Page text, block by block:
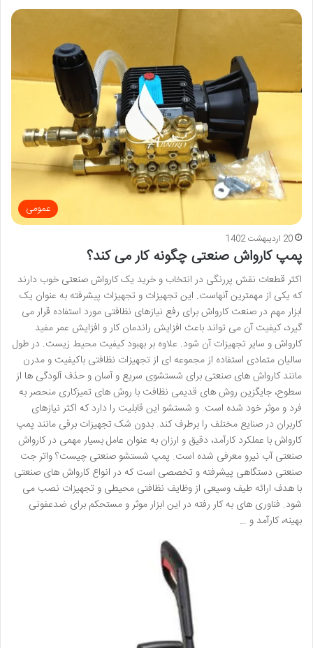
عمومی
20 اردیبهشت 1402
پمپ کارواش صنعتی چگونه کار می کند؟
اکثر قطعات نقش پررنگی در انتخاب و خرید یک کارواش صنعتی خوب دارند
که یکی از مهمترین آنهاست. این تجهیزات و تجهیزات پیشرفته به عنوان یک
ابزار مهم در صنعت کارواش برای رفع نیازهای نظافتی مورد استفاده قرار می
گیرد، کیفیت آن می تواند باعث افزایش راندمان کار و افزایش عمر مفید
کارواش و سایر تجهیزات آن شود. علاوه بر بهبود کیفیت محیط زیست. در طول
سالیان متمادی استفاده از مجموعه ای از تجهیزات نظافتی باکیفیت و مدرن
مانند کارواش های صنعتی برای شستشوی سریع و آسان و حذف آلودگی ها از
سطوح، جایگزین روش های قدیمی نظافت با روش های تمیزکاری منحصر به
فرد و موثر خود شده است. و شستشو این قابلیت را دارد که اکثر نیازهای
کاربران در صنایع مختلف را برطرف کند. بدون شک تجهیزات برقی مانند پمپ
کارواش با عملکرد کارآمد، دقیق و ارزان به عنوان عامل بسیار مهمی در کارواش
صنعتی آب نیرو معرفی شده است. پمپ شستشو صنعتی چیست؟ واتر جت
صنعتی دستگاهی پیشرفته و تخصصی است که در انواع کارواش های صنعتی
با هدف ارائه طیف وسیعی از وظایف نظافتی محیطی و تجهیزات نصب می
شود. فناوری های به کار رفته در این ابزار موثر و مستحکم برای ضدعفونی
بهینه، کارآمد و …